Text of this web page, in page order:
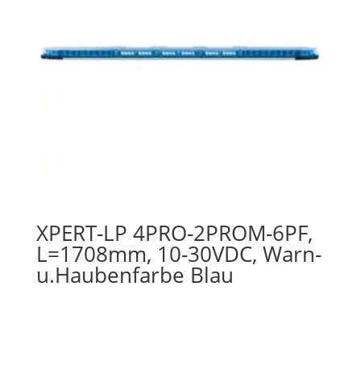
XPERT-LP 4PRO-2PROM-6PF,
L=1708mm, 10-30VDC, Warn-
u.Haubenfarbe Blau